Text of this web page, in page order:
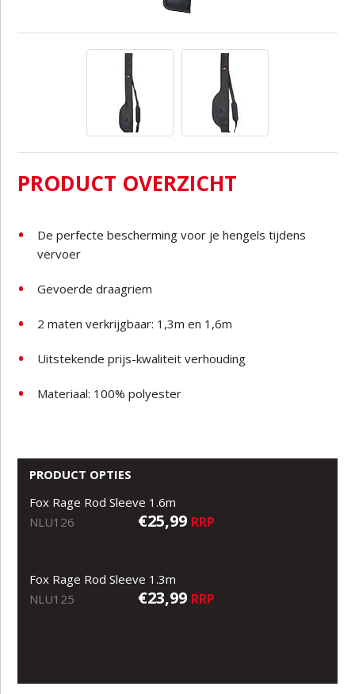
PRODUCT OVERZICHT
De perfecte bescherming voor je hengels tijdens
vervoer
Gevoerde draagriem
2 maten verkrijgbaar: 1,3m en 1,6m
Uitstekende prijs-kwaliteit verhouding
Materiaal: 100% polyester
PRODUCT OPTIES
Fox Rage Rod Sleeve 1.6m
NLU126
€25,99 RRP
Fox Rage Rod Sleeve 1.3m
NLU125
€23,99 RRP